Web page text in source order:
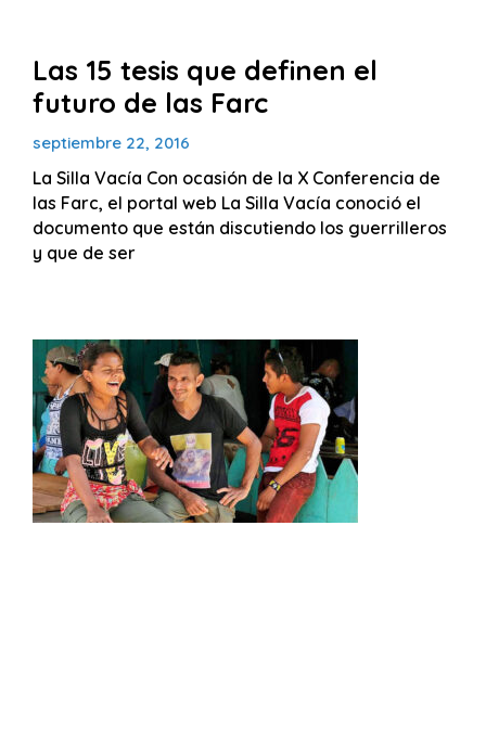
Las 15 tesis que definen el
futuro de las Farc
septiembre 22, 2016
La Silla Vacía Con ocasión de la X Conferencia de
las Farc, el portal web La Silla Vacía conoció el
documento que están discutiendo los guerrilleros
y que de ser